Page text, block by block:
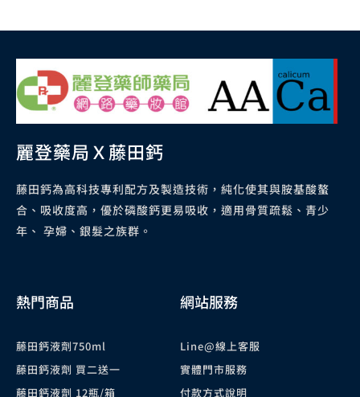
麗登藥局Ｘ藤田鈣
藤田鈣為高科技專利配方及製造技術，純化使其與胺基酸螯
合、吸收度高，優於磷酸鈣更易吸收，適用骨質疏鬆、青少
年、 孕婦、銀髮之族群。
熱門商品
藤田鈣液劑750ml
藤田鈣液劑 買二送一
藤田鈣液劑 12瓶/箱
網站服務
Line@線上客服
實體門市服務
付款方式說明